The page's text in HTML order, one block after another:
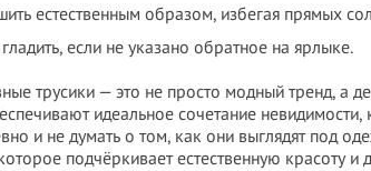
естественным образом, избегая прямых
если не указано обратное на ярлыке.
трусики — это не просто модный тренд, а
идеальное сочетание
и не думать о том, как они выглядят под
подчёркивает естественную красоту